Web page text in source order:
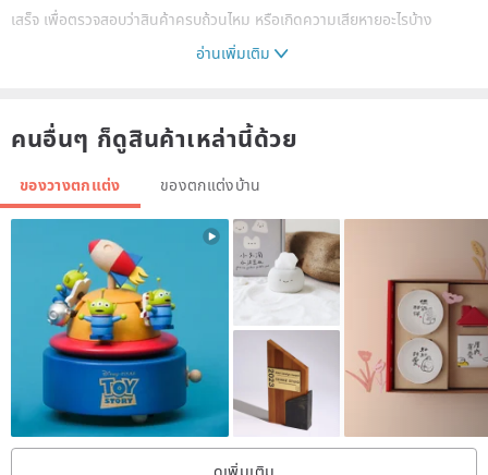
เสร็จ เพื่อตรวจสอบว่าสินค้าครบถ้วนไหม หรือเกิดความเสียหายอะไรบ้าง
ทางร้านขอไม่รับผิดชอบทุกกรณี
📌ทางร้านจัดส่งของทุกวัน จันทร์ พุธ เสาร์
ตัดรอบทุก 12:00 หากสั่งซื้อหลังจากนี้ให้นับวัน/เวลา
ตามที่แจ้งเลยจ้า
อ่านเพิ่มเติม
คนอื่นๆ ก็ดูสินค้าเหล่านี้ด้วย
ของวางตกแต่ง ของตกแต่งบ้าน
ดูเพิ่มเติม